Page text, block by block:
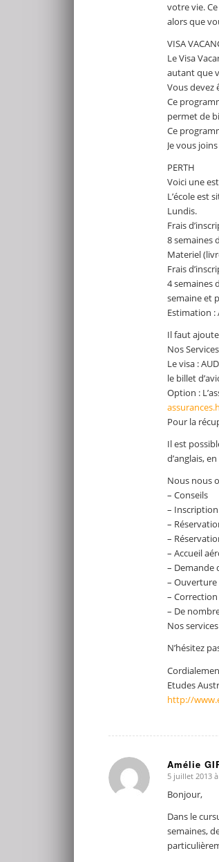
votre vie.
alors que
VISA
Le Visa
autant que
Vous devez
Ce
permet de
Ce
Je vous
PERTH
Voici une
L’école est
Lundis.
Frais
8 semaines
Materiel
Frais
4 semaines
semaine et
Estimation :
Il faut
Nos
Le visa :
le billet
Option :
Pour la
Il est
d’anglais,
Nous nous
– Conseils
– Inscription
–
–
– Accueil
– Demande
–
– Correction
– De
Nos
N’hésitez
Etudes
http://
Amélie
dit
:
5 juillet 2013
Bonjour,
Dans le
semaines,